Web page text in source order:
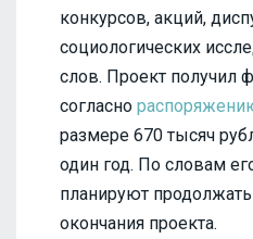
конкурсов, акций,
социологических
слов. Проект получил
согласно
размере 670 тысяч
один год. По словам
планируют
окончания проекта.